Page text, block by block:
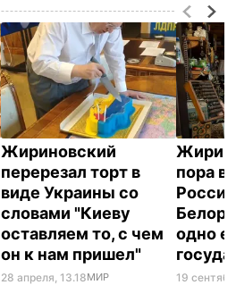
Жириновский
перерезал торт в
виде Украины со
словами "Киеву
оставляем то, с чем
он к нам пришел"
28 апреля, 13.18МИР
пора
одно
19